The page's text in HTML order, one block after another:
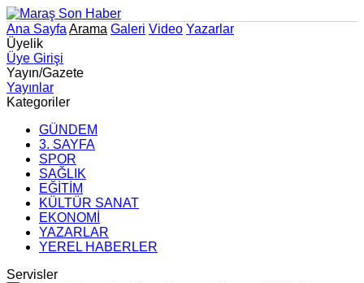
Ana Sayfa Arama Galeri Video Yazarlar
Üyelik
Üye Girişi
Yayın/Gazete
Yayınlar
Kategoriler
GÜNDEM
3. SAYFA
SPOR
SAĞLIK
EĞİTİM
KÜLTÜR SANAT
EKONOMİ
YAZARLAR
YEREL HABERLER
Servisler